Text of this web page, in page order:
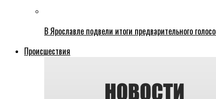
В Ярославле подвели итоги предварительного
Происшествия